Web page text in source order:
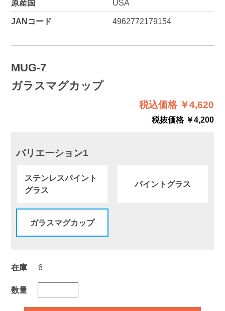
原産国
USA
JANコード 4962772179154
MUG-7
ガラスマグカップ
税込価格 ￥4,620
税抜価格 ￥4,200
バリエーション1
ステンレスパイント
グラス
パイントグラス
ガラスマグカップ
在庫 6
数量